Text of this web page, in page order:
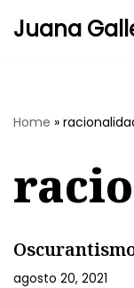
Juana
Home »
agosto 20, 2021